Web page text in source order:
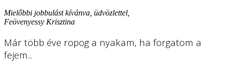
Mielőbbi jobbulást kívánva, üdvözlettel,
Feövenyessy Krisztina
Már több éve ropog a nyakam, ha forgatom a
fejem...